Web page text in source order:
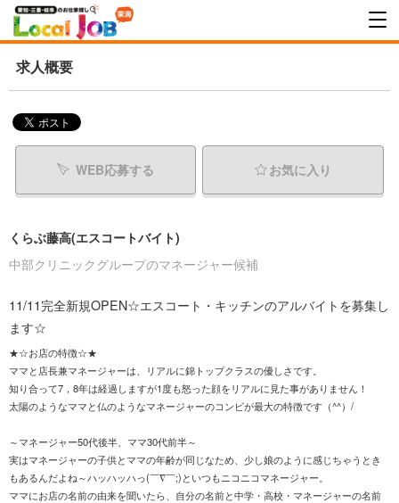
求人概要
WEB応募する お気に入り
くらぶ藤高(エスコートバイト)
中部クリニックグループのマネージャー候補
11/11完全新規OPEN☆エスコート・キッチンのアルバイトを募集し
ます☆
★☆お店の特徴☆★
ママと店長兼マネージャーは、リアルに錦トップクラスの優しさです。
知り合って7，8年は経過しますが1度も怒った顔をリアルに見た事がありません！
太陽のようなママと仏のようなマネージャーのコンビが最大の特徴です（^^）/
～マネージャー50代後半、ママ30代前半～
実はマネージャーの子供とママの年齢が同じなため、少し娘のように感じちゃうとき
もあるんだよね～ハッハッハっ(￣∇￣;)といつもニコニコマネージャー。
ママにお店の名前の由来を聞いたら、自分の名前と中学・高校・マネージャーの名前